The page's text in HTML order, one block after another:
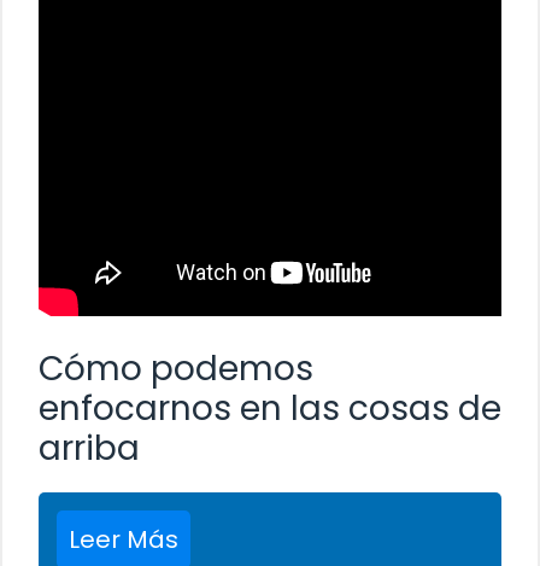
Cómo podemos
enfocarnos en las cosas de
arriba
Leer Más